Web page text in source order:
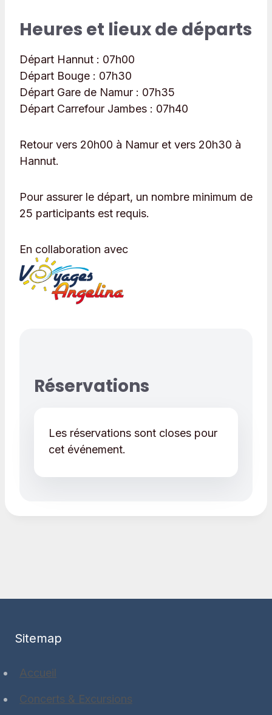
Heures et lieux de départs
Départ Hannut : 07h00
Départ Bouge : 07h30
Départ Gare de Namur : 07h35
Départ Carrefour Jambes : 07h40
Retour vers 20h00 à Namur et vers 20h30 à
Hannut.
Pour assurer le départ, un nombre minimum de
25 participants est requis.
En collaboration avec
Réservations
Les réservations sont closes pour
cet événement.
Sitemap
Accueil
Concerts & Excursions